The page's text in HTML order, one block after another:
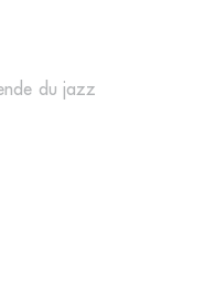
du jazz